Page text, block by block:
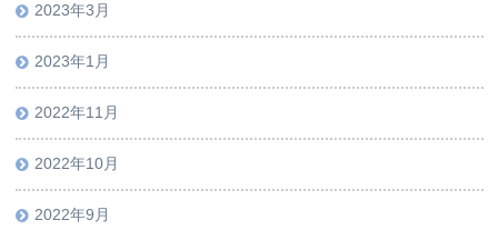
2023年3月
2023年1月
2022年11月
2022年10月
2022年9月